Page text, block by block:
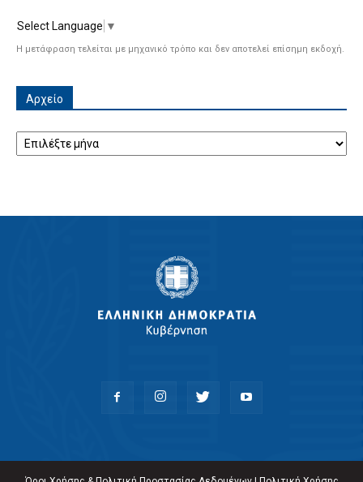
Select Language ▼
Η μετάφραση τελείται με μηχανικό τρόπο και δεν αποτελεί επίσημη εκδοχή.
Αρχείο